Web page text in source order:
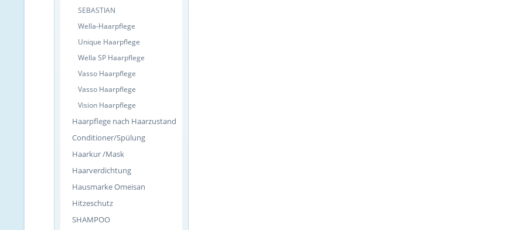
SEBASTIAN
Wella-Haarpflege
Unique Haarpflege
Wella SP Haarpflege
Vasso Haarpflege
Vasso Haarpflege
Vision Haarpflege
Haarpflege nach Haarzustand
Conditioner/Spülung
Haarkur /Mask
Haarverdichtung
Hausmarke Omeisan
Hitzeschutz
SHAMPOO